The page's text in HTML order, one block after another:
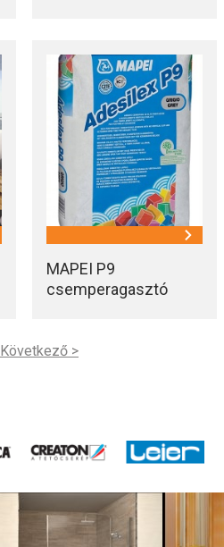
MAPEI P9
csemperagasztó
Következő >